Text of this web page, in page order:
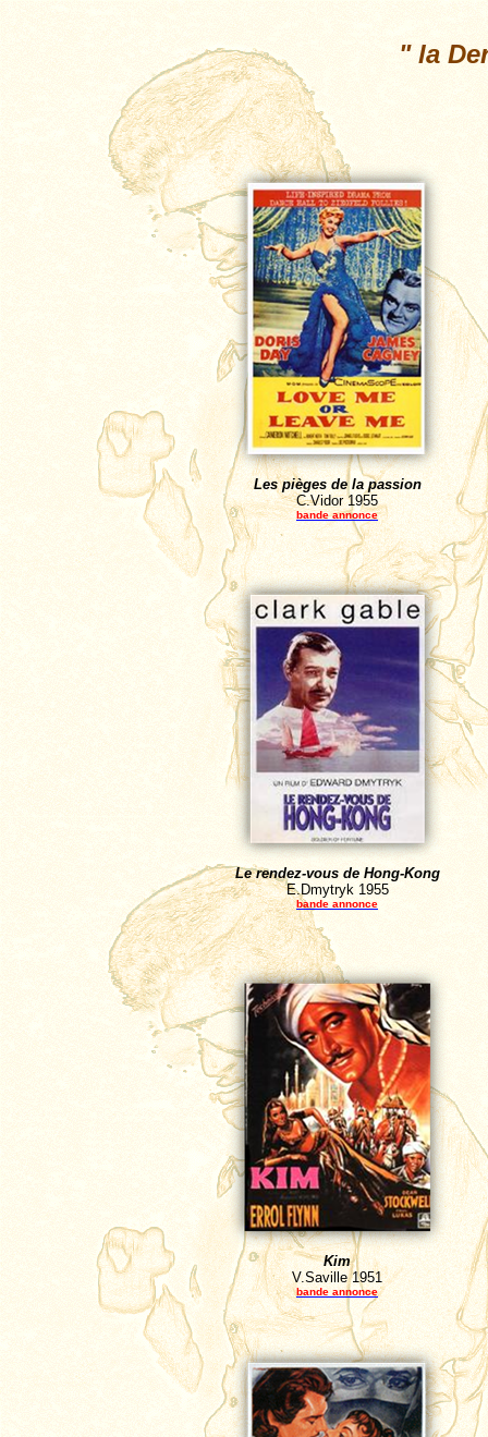
" la
Les pièges de la passion
C.Vidor1955
bandeannonce
Le rendez-vous de Hong-Kong
E.Dmytryk 1955
bande annonce
Kim
V.Saville1951
bande annonce